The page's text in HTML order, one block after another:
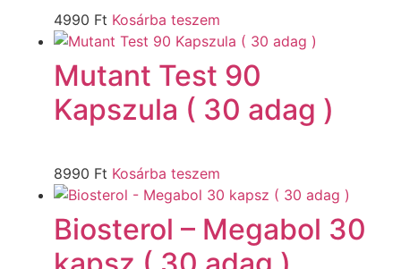
4990 Ft Kosárba teszem
Mutant Test 90
Kapszula ( 30 adag )
8990 Ft Kosárba teszem
Biosterol – Megabol 30